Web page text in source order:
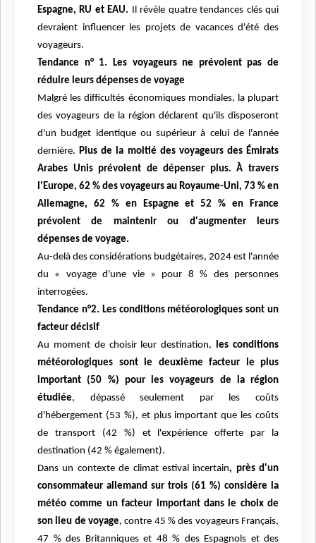
Espagne, RU et EAU. Il révèle quatre tendances clés qui
devraient influencer les projets de vacances d'été des
voyageurs.
Tendance n° 1. Les voyageurs ne prévoient pas de
réduire leurs dépenses de voyage
Malgré les difficultés économiques mondiales, la plupart
des voyageurs de la région déclarent qu'ils disposeront
d'un budget identique ou supérieur à celui de l'année
dernière.Plus de la moitié des voyageurs des Émirats
Arabes Unis prévoient de dépenser plus. À travers
l'Europe, 62 % des voyageurs au Royaume-Uni, 73 % en
Allemagne, 62 % en Espagne et 52 % en France
prévoient de maintenir ou d'augmenter leurs
dépenses de voyage.
Au-delà des considérations budgétaires, 2024 est l'année
du « voyage d'une vie » pour 8 % des personnes
interrogées.
Tendance n°2. Les conditions météorologiques sont un
facteur décisif
Au moment de choisir leur destination, les conditions
météorologiques sont le deuxième facteur le plus
important (50 %) pour les voyageurs de la région
étudiée, dépassé seulement par les coûts
d'hébergement (53 %), et plus important que les coûts
de transport (42 %) et l'expérience offerte par la
destination (42 % également).
Dans un contexte de climat estival incertain, près d'un
consommateur allemand sur trois (61 %) considère la
météo comme un facteur important dans le choix de
son lieu de voyage, contre 45 % des voyageurs Français,
47 % des Britanniques et 48 % des Espagnols et des